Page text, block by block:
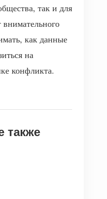
так и для
как данные
на
конфликта.
также